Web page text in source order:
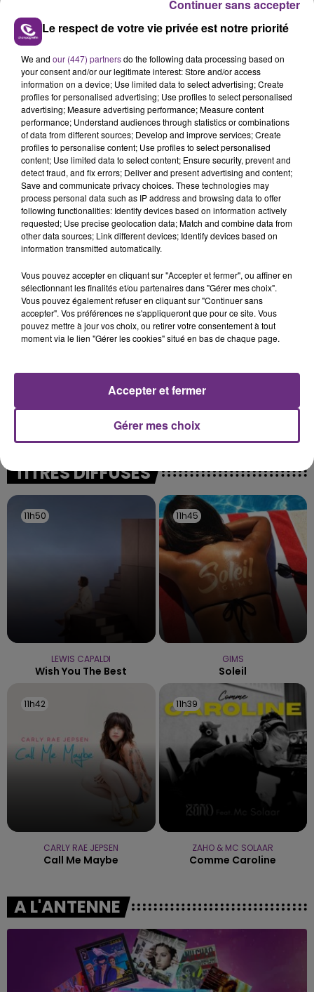
FIL D'ACTUS
JAMAIS SANS MON FRÈRE
Julien Fourel n'a plus donné signé de vie depuis 5
mois. Sa sœur poursuit ses recherches pour le
retrouver.
LA CENTRALE NUCLÉAIRE DE CHOOZ
TOUJOURS À L'ARRÊT
Cela fait déjà une semaine que la centrale
nucléaire ardennaise est à l'arrêt. Une situation
présente.
TITRES DIFFUSÉS
11h50
11h50
LEWIS CAPALDI
Wish You The Best
11h45
11h45
GIMS
Soleil
11h42
11h42
CARLY RAE JEPSEN
Call Me Maybe
11h39
11h39
ZAHO & MC SOLAAR
Comme Caroline
A L'ANTENNE
Le respect de votre vie privée est notre priorité
We and our (447) partnersdo the following data processing based on
your consent and/or our legitimate interest: Store and/or access
information on a device; Use limited data to select advertising; Create
profiles for personalised advertising; Use profiles to select personalised
advertising; Measure advertising performance; Measure content
performance; Understand audiences through statistics or combinations
of data from different sources; Develop and improve services; Create
profiles to personalise content; Use profiles to select personalised
content; Use limited data to select content; Ensure security, prevent and
detect fraud, and fix errors; Deliver and present advertising and content;
Save and communicate privacy choices. These technologies may
process personal data such as IP address and browsing data to offer
following functionalities: Identify devices based on information actively
requested; Use precise geolocation data; Match and combine data from
other data sources; Link different devices; Identify devices based on
information transmitted automatically.
Vous pouvez accepter en cliquant sur "Accepter et fermer", ou affiner en
sélectionnant les finalités et/ou partenaires dans "Gérer mes choix".
Vous pouvez également refuser en cliquant sur "Continuer sans
accepter". Vos préférences ne s'appliqueront que pour ce site. Vous
pouvez mettre à jour vos choix, ou retirer votre consentement à tout
moment via le lien "Gérer les cookies" situé en bas de chaque page.
Gérer mes choix
Accepter et fermer
Continuer sans accepter